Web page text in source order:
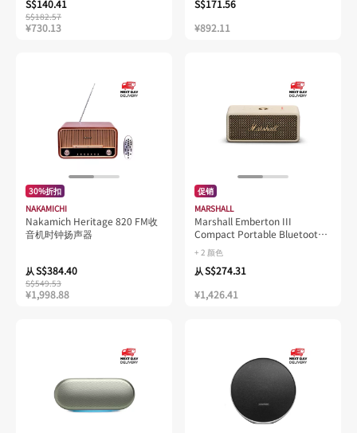
S$140.41
S$182.57
¥730.13
S$171.56
¥892.11
30%折扣
NAKAMICHI
Nakamich Heritage 820 FM收
音机时钟扬声器
从S$384.40
S$549.53
¥1,998.88
促销
MARSHALL
Marshall Emberton III
Compact Portable Bluetooth
Speaker
+ 2 颜色
从S$274.31
¥1,426.41